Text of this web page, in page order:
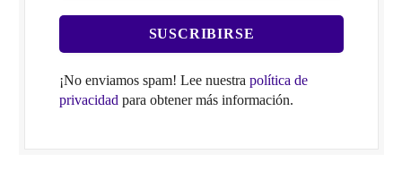
¡No enviamos spam! Lee nuestra política de
privacidad para obtener más información.